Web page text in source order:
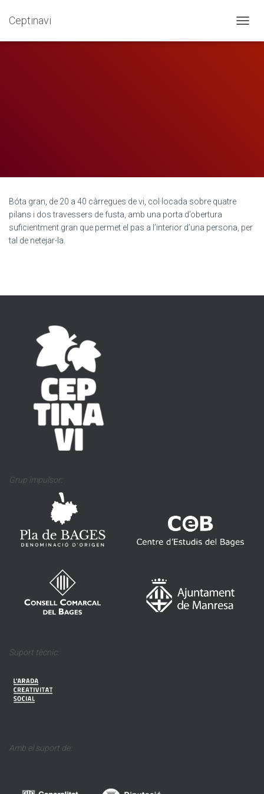
Ceptinavi
Bóta gran, de 20 a 40 càrregues de vi, col·locada sobre quatre
pilans i dos travessers de fusta, amb una porta d’obertura
suficientment gran que permet el pas a l’interior d’una persona, per
tal de netejar-la.
Grup impulsor:
Suport tècnic:
Amb el suport de: